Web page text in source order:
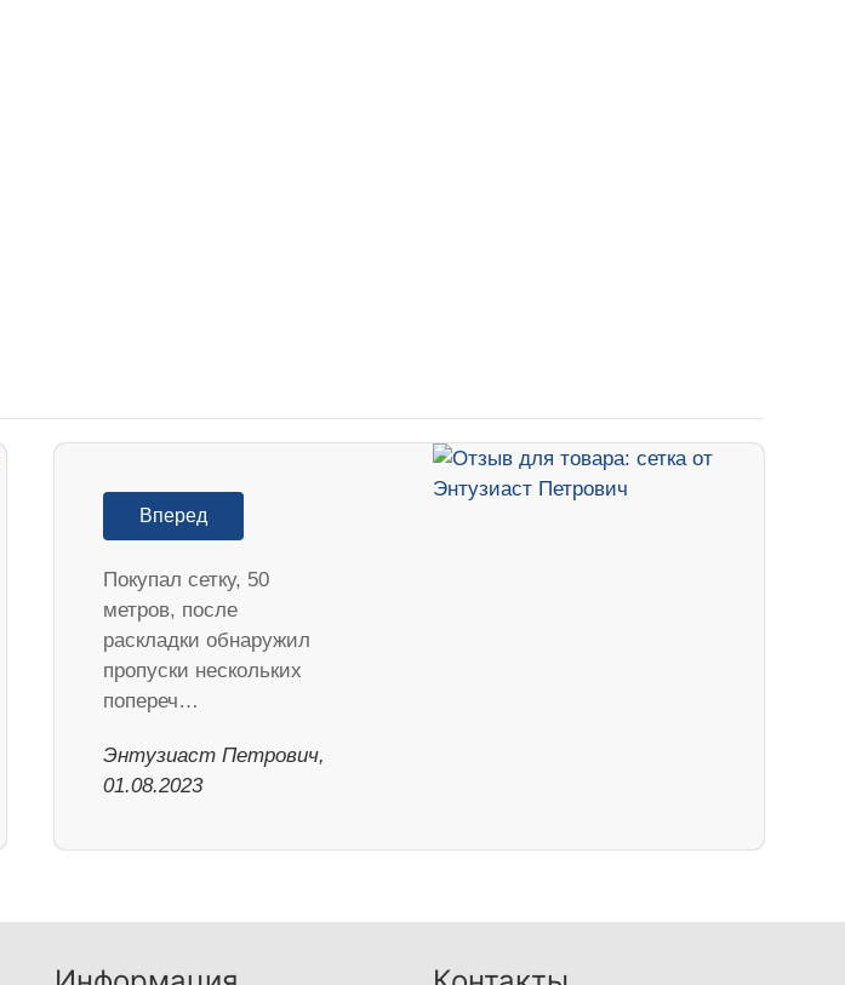
Вперед
Покупал сетку, 50
метров, после
раскладки обнаружил
пропуски нескольких
попереч…
Энтузиаст Петрович,
01.08.2023